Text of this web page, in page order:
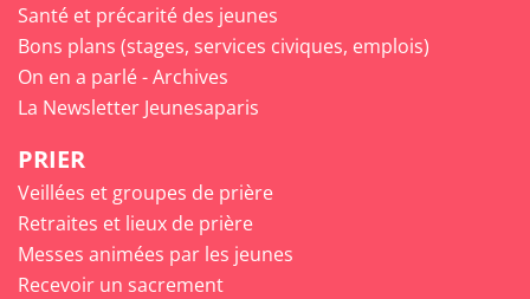
Santé et précarité des jeunes
Bons plans (stages, services civiques, emplois)
On en a parlé - Archives
La Newsletter Jeunesaparis
PRIER
Veillées et groupes de prière
Retraites et lieux de prière
Messes animées par les jeunes
Recevoir un sacrement